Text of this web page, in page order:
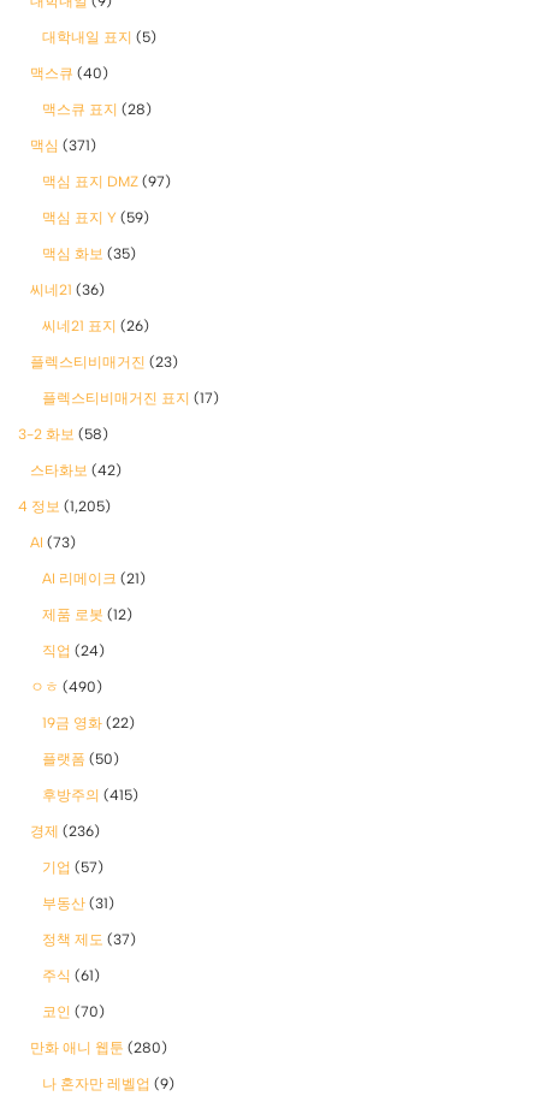
대학내일 표지 (5)
맥스큐 (40)
맥스큐 표지 (28)
맥심 (371)
맥심 표지 DMZ (97)
맥심 표지 Y (59)
맥심 화보 (35)
씨네21 (36)
씨네21 표지 (26)
플렉스티비매거진 (23)
플렉스티비매거진 표지 (17)
3-2 화보 (58)
스타화보 (42)
4 정보 (1,205)
AI (73)
AI 리메이크 (21)
제품 로봇 (12)
직업 (24)
ㅇㅎ (490)
19금 영화 (22)
플랫폼 (50)
후방주의 (415)
경제 (236)
기업 (57)
부동산 (31)
정책 제도 (37)
주식 (61)
코인 (70)
만화 애니 웹툰 (280)
나 혼자만 레벨업 (9)